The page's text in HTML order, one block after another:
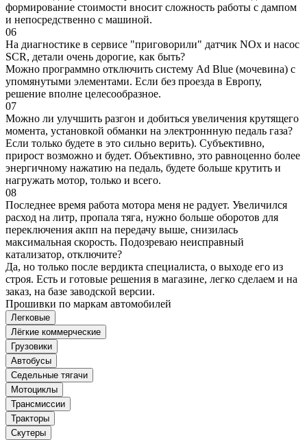
формирование стоимости вносит сложность работы с дампом
и непосредственно с машиной.
06
На диагностике в сервисе "приговорили" датчик NOx и насос
SCR, детали очень дорогие, как быть?
Можно программно отключить систему Ad Blue (мочевина) с
упомянутыми элементами. Если без проезда в Европу,
решение вполне целесообразное.
07
Можно ли улучшить разгон и добиться увеличения крутящего
момента, установкой обманки на электроннную педаль газа?
Если только будете в это сильно верить). Субъективно,
прирост возможно и будет. Объективно, это равноценно более
энергичному нажатию на педаль, будете больше крутить и
нагружать мотор, только и всего.
08
Последнее время работа мотора меня не радует. Увеличился
расход на литр, пропала тяга, нужно больше оборотов для
переключения акпп на передачу выше, снизилась
максимальная скорость. Подозреваю неисправный
катализатор, отключите?
Да, но только после вердикта специалиста, о выходе его из
строя. Есть и готовые решения в магазине, легко сделаем и на
заказ, на базе заводской версии.
Прошивки по маркам автомобилей
Легковые
Лёгкие коммерческие
Грузовики
Автобусы
Седельные тягачи
Мотоциклы
Трансмиссии
Тракторы
Скутеры